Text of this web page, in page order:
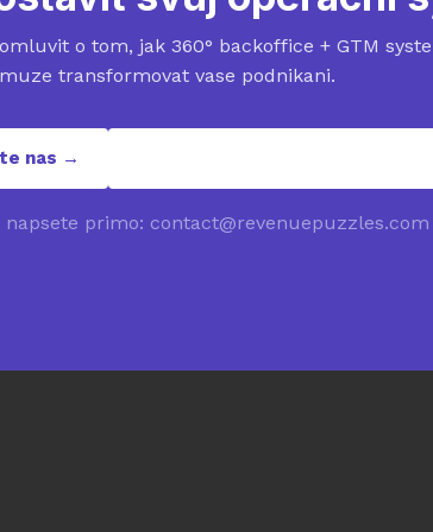
o tom, jak 360° backoffice + GTM
muze transformovat vase podnikani.
nas →
napsete primo: contact@revenuepuzzles.com